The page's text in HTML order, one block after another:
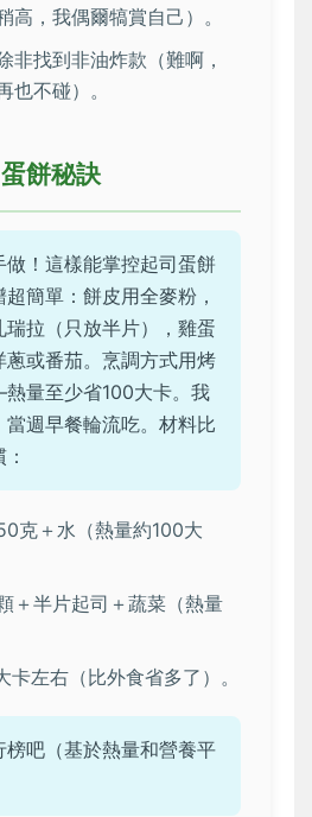
高，我偶爾犒賞自己）。
非找到非油炸款（難啊，
也不碰）。
餅秘訣
做！這樣能掌控起司蛋餅
簡單：餅皮用全麥粉，
瑞拉（只放半片），雞蛋
蔥或番茄。烹調方式用烤
量至少省100大卡。我
週早餐輪流吃。材料比
克＋水（熱量約100大
＋半片起司＋蔬菜（熱量
左右（比外食省多了）。
榜吧（基於熱量和營養平